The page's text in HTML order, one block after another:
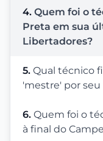
4. Quem foi o
Preta em sua
Libertadores?
5. Qual técnico
'mestre' por
6. Quem foi o
à final do